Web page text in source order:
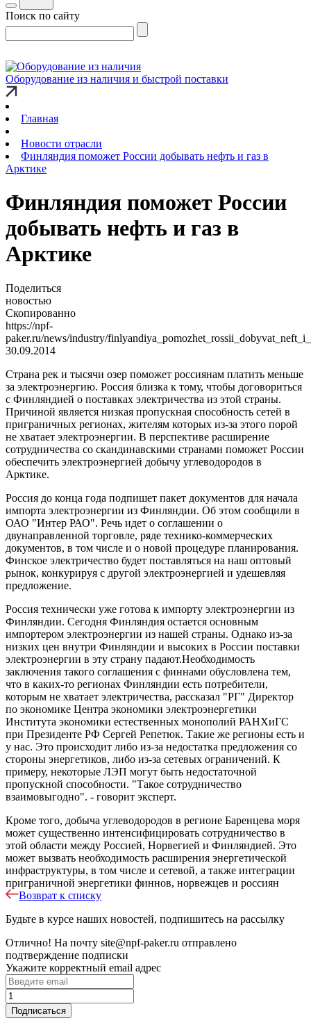
Поиск по сайту
Оборудование из наличия и быстрой поставки
Главная
Новости отрасли
Финляндия поможет России добывать нефть и газ в
Арктике
Финляндия поможет России
добывать нефть и газ в
Арктике
Поделиться
новостью
Скопированно
https://npf-
paker.ru/news/industry/
30.09.2014
Страна рек и тысячи озер поможет россиянам платить меньше
за электроэнергию. Россия близка к тому, чтобы договориться
с Финляндией о поставках электричества из этой страны.
Причиной является низкая пропускная способность сетей в
приграничных регионах, жителям которых из-за этого порой
не хватает электроэнергии. В перспективе расширение
сотрудничества со скандинавскими странами поможет России
обеспечить электроэнергией добычу углеводородов в
Арктике.
Россия до конца года подпишет пакет документов для начала
импорта электроэнергии из Финляндии. Об этом сообщили в
ОАО "Интер РАО". Речь идет о соглашении о
двунаправленной торговле, ряде технико-коммерческих
документов, в том числе и о новой процедуре планирования.
Финское электричество будет поставляться на наш оптовый
рынок, конкурируя с другой электроэнергией и удешевляя
предложение.
Россия технически уже готова к импорту электроэнергии из
Финляндии. Сегодня Финляндия остается основным
импортером электроэнергии из нашей страны. Однако из-за
низких цен внутри Финляндии и высоких в России поставки
электроэнергии в эту страну падают.Необходимость
заключения такого соглашения с финнами обусловлена тем,
что в каких-то регионах Финляндии есть потребители,
которым не хватает электричества, рассказал "РГ" Директор
по экономике Центра экономики электроэнергетики
Института экономики естественных монополий РАНХиГС
при Президенте РФ Сергей Репетюк. Такие же регионы есть и
у нас. Это происходит либо из-за недостатка предложения со
стороны энергетиков, либо из-за сетевых ограничений. К
примеру, некоторые ЛЭП могут быть недостаточной
пропускной способности. "Такое сотрудничество
взаимовыгодно". - говорит эксперт.
Кроме того, добыча углеводородов в регионе Баренцева моря
может существенно интенсифицировать сотрудничество в
этой области между Россией, Норвегией и Финляндией. Это
может вызвать необходимость расширения энергетической
инфраструктуры, в том числе и сетевой, а также интеграции
приграничной энергетики финнов, норвежцев и россиян
Возврат к списку
Будьте в курсе наших новостей, подпишитесь на рассылку
Отлично! На почту site@npf-paker.ru отправлено
подтверждение подписки
Укажите корректный email адрес